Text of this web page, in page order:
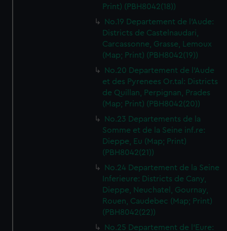
Print) (PBH8042(18))
No.19 Departement de l'Aude:
Districts de Castelnaudari,
Carcassonne, Grasse, Lemoux
(Map; Print) (PBH8042(19))
No.20 Departement de l'Aude
et des Pyrenees Or.tal: Districts
de Quillan, Perpignan, Prades
(Map; Print) (PBH8042(20))
No.23 Departements de la
Somme et de la Seine inf.re:
Dieppe, Eu (Map; Print)
(PBH8042(21))
No.24 Departement de la Seine
Inferieure: Districts de Cany,
Dieppe, Neuchatel, Gournay,
Rouen, Caudebec (Map; Print)
(PBH8042(22))
No.25 Departement de l'Eure: